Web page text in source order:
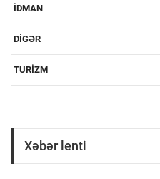
IDMAN
DIGƏR
TURIZM
Xəbər lenti